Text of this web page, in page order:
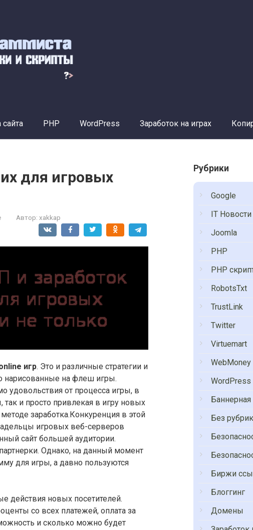
сайта PHP WordPress Заработок на играх
для игровых
Автор: xakkap
игр. Это и различные стратегии и
нарисованные на флеш игры.
удовольствия от процесса игры, в
и просто привлекая в игру новых
заработка.Конкуренция в этой
игровых веб-серверов
сайт большей аудитории.
Однако, на данный момент
для игры, а давно пользуются
новых посетителей.
со всех платежей, оплата за
и сколько можно будет
Рубрики
Google
IT Новости
Joomla
PHP
PHP
RobotsTxt
TrustLink
Twitter
Virtuemart
WebMoney
WordPress
Без
Биржи
Блоггинг
Домены